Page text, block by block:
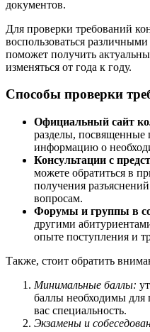
документов.
Для проверки требований
воспользоваться
поможет получить
изменяться от года к году.
Способы проверки
Официальный сайт
разделы,
информацию о
Консультации с
можете обратиться в
получения
вопросам.
Форумы и группы в
другими
опыте поступления и
Также, стоит обратить
Минимальные баллы:
баллы необходимы
вас специальность.
Экзамены и